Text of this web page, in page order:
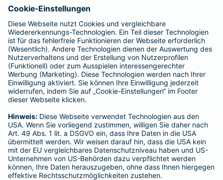
Barmenia ist Teil der BarmeniaGothaer
BELIEBTE SEITEN
Kranken-Zusatzversicherung
Tierversicherungen
Haftpflichtversicherung
Hausratversicherung
Adresse ändern
Schaden melden
Kilometerstandsmeldung
Serviceübersicht